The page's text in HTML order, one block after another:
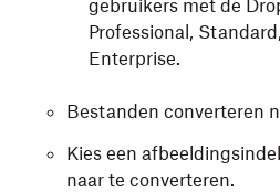
gebruikers met de
Professional,
Enterprise.
Bestanden converteren
Kies een
naar te converteren.